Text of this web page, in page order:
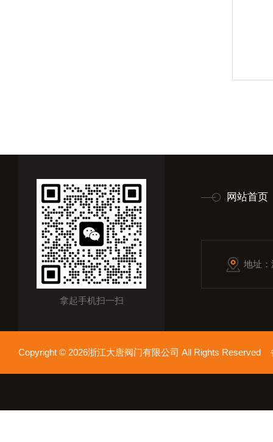
拿起手机扫一扫
网站首页
地址
Copyright © 2026浙江大唐阀门有限公司 All Rights Reserved